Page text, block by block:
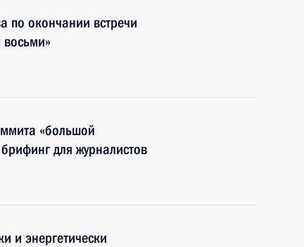
по окончании встречи
восьми»
«большой
для журналистов
и энергетически